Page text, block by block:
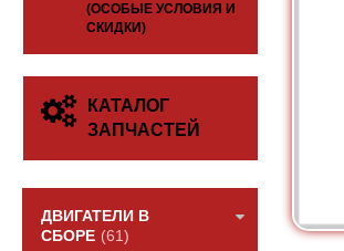
(ОСОБЫЕ УСЛОВИЯ И
СКИДКИ)
КАТАЛОГ
ЗАПЧАСТЕЙ
ДВИГАТЕЛИ В
СБОРЕ (61)